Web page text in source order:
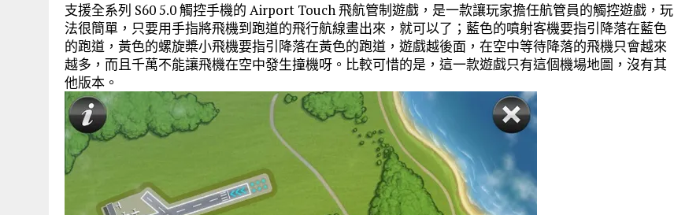
支援全系列 S60 5.0 觸控手機的 Airport Touch 飛航管制遊戲，是一款讓玩家擔任航管員的觸控遊戲，玩
法很簡單，只要用手指將飛機到跑道的飛行航線畫出來，就可以了；藍色的噴射客機要指引降落在藍色
的跑道，黃色的螺旋槳小飛機要指引降落在黃色的跑道，遊戲越後面，在空中等待降落的飛機只會越來
越多，而且千萬不能讓飛機在空中發生撞機呀。比較可惜的是，這一款遊戲只有這個機場地圖，沒有其
他版本。